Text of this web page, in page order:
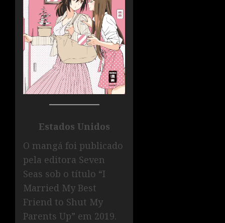
Estados Unidos
O mangá foi publicado
pela editora Seven
Seas sob o título “I
Married My Best
Friend to Shut My
Parents Up” em 2019.